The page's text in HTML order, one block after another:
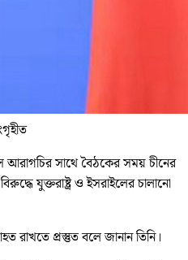
আরাগচির সাথে বৈঠকের সময় চীনের
যুক্তরাষ্ট্র ও ইসরাইলের চালানো
রাখতে প্রস্তুত বলে জানান তিনি।